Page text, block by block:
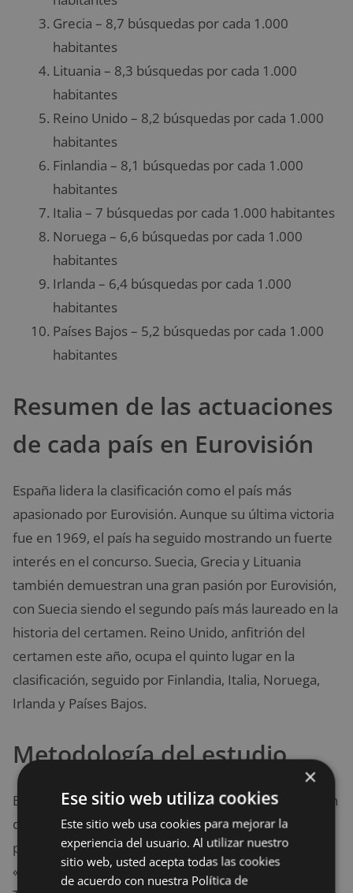
Grecia – 8,7 búsquedas por cada 1.000
habitantes
Lituania – 8,3 búsquedas por cada 1.000
habitantes
Reino Unido – 8,2 búsquedas por cada 1.000
habitantes
Finlandia – 8,1 búsquedas por cada 1.000
habitantes
Italia – 7 búsquedas por cada 1.000 habitantes
Noruega – 6,6 búsquedas por cada 1.000
habitantes
Irlanda – 6,4 búsquedas por cada 1.000
habitantes
Países Bajos – 5,2 búsquedas por cada 1.000
habitantes
Resumen de las actuaciones
de cada país en Eurovisión
España lidera la clasificación como el país más
apasionado por Eurovisión. Aunque su última victoria
fue en 1969, el país ha seguido mostrando un fuerte
interés en el concurso. Suecia, Grecia y Lituania
también demuestran una gran pasión por Eurovisión,
con Suecia siendo el segundo país más laureado en la
historia del certamen. Reino Unido, anfitrión del
certamen este año, ocupa el quinto lugar en la
clasificación, seguido por Finlandia, Italia, Noruega,
Irlanda y Países Bajos.
Metodología del estudio
El estudio realizado por Holidu se basó en el volumen
de búsquedas en Google en los últimos 12 meses
para los términos «Eurovisión», «Eurovisión 2022» y
«Eurovisión 2023» en los 37 países participantes.
×
Ese sitio web utiliza cookies
Este sitio web usa cookies para mejorar la
experiencia del usuario. Al utilizar nuestro
sitio web, usted acepta todas las cookies
de acuerdo con nuestra Política de